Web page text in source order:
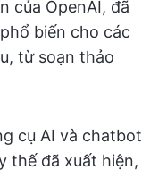
của OpenAI, đã
biến cho các
từ soạn thảo
cụ AI và chatbot
thế đã xuất hiện,